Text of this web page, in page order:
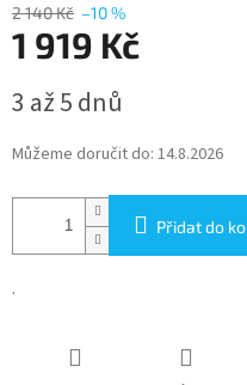
2 140 Kč –10 %
1 919 Kč
cena:
3 až 5 dnů
Můžeme doručit do: 14.8.2026
Přidat do
.